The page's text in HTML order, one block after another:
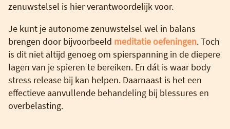
zenuwstelsel is hier verantwoordelijk voor.
Je kunt je autonome zenuwstelsel wel in balans
brengen door bijvoorbeeld meditatie oefeningen. Toch
is dit niet altijd genoeg om spierspanning in de diepere
lagen van je spieren te bereiken. En dát is waar body
stress release bij kan helpen. Daarnaast is het een
effectieve aanvullende behandeling bij blessures en
overbelasting.